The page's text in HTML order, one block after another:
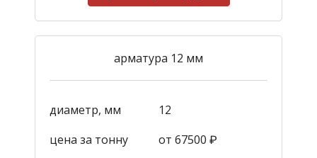
арматура 12 мм
диаметр, мм
12
цена за тонну
от 67500 ₽